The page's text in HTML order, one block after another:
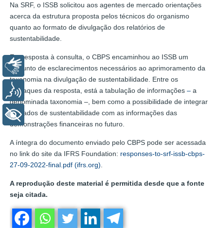
Na SRF, o ISSB solicitou aos agentes de mercado orientações
acerca da estrutura proposta pelos técnicos do organismo
quanto ao formato de divulgação dos relatórios de
sustentabilidade.
Em resposta à consulta, o CBPS encaminhou ao ISSB um
conjunto de esclarecimentos necessários ao aprimoramento da
taxonomia na divulgação de sustentabilidade. Entre os
destaques da resposta, está a tabulação de informações – a
denominada taxonomia –, bem como a possibilidade de integrar
os dados de sustentabilidade com as informações das
demonstrações financeiras no futuro.
A íntegra do documento enviado pelo CBPS pode ser acessada
no link do site da IFRS Foundation: responses-to-srf-issb-cbps-
27-09-2022-final.pdf (ifrs.org)
A reprodução deste material é permitida desde que a fonte
seja citada.
Libras
Voz
+ Acessibilidade